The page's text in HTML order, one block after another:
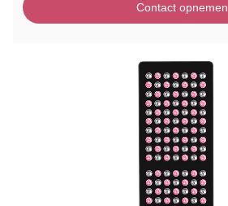
Contact opnemen